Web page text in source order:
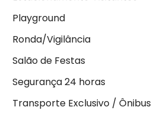
Playground
Ronda/Vigilância
Salão de Festas
Segurança 24 horas
Transporte Exclusivo / Ônibus